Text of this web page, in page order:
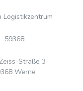
Logistikzentrum
59368
Straße 3
Werne